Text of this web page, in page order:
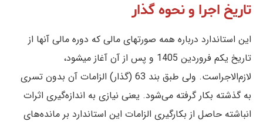
تاریخ اجرا و نحوه گذار
این استاندارد درباره همه صورتهای مالی كه‌ دوره‌ مالی آنها از
تاريخ‌ یکم فروردین 1405 و پس از آن‌ آغاز میشود،
لازم‌الاجراست‌. ولی طبق بند 63 (گذار) الزامات آن بدون تسری
به گذشته بکار گرفته می‌شود. یعنی نیازی به اندازه‌گیری اثرات
انباشته حاصل از بکارگیری الزامات این استاندارد بر مانده‌های